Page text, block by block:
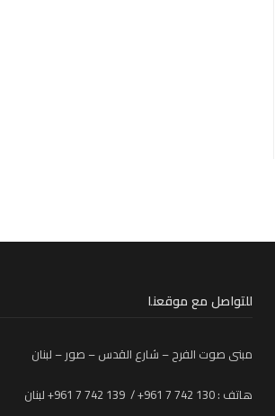
للتواصل مع موقعنا
مبنى صوت الفرح – شارع القدس – صور – لبنان
هاتف : 130 742 7 961+ / 139 742 7 961+ لبنان